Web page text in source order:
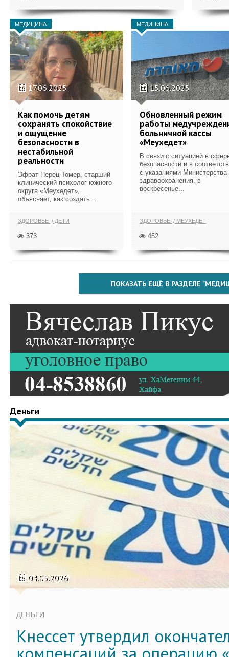
МЕДИЦИНА
17.06.2025
Как помочь детям
сохранять спокойствие
и ощущение
безопасности в
нестабильной
реальности
Эфрат Перец-Томер, старший
клинический психолог южного
округа «Меухедет»,
объясняет, как создать...
ЗДОРОВЬЕ ДЕТИ
373
МЕДИЦИНА
15.06.2025
Обновленный режим
работы
больничной кассы
«Меухедет»
В связи с ситуацией в
безопасности и в
с указаниями Министерства
здравоохранения, в
воскресенье...
ЗДОРОВЬЕ МЕУХЕДЕТ
452
ПОКАЗАТЬ ЕЩЁ В РАЗДЕЛЕ
Деньги
04.05.2026
ДЕНЬГИ
Кнессет утвердил